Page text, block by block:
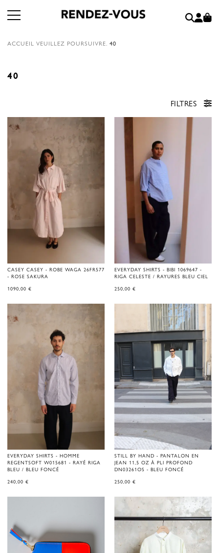
ACCUEIL VEUILLEZ POURSUIVRE. 40
40
FILTRES
CASEY CASEY - ROBE WAGA 26FR577
- ROSE SAKURA
1090,00 €
EVERYDAY SHIRTS - BIBI 1069647 -
RIGA CELESTE / RAYURES BLEU CIEL
250,00 €
EVERYDAY SHIRTS - HOMME
REGENTSOFT W015681 - RAYÉ RIGA
BLEU / BLEU FONCÉ
240,00 €
STILL BY HAND - PANTALON EN
JEAN 11,5 OZ À PLI PROFOND
DN03261OS - BLEU FONCÉ
250,00 €